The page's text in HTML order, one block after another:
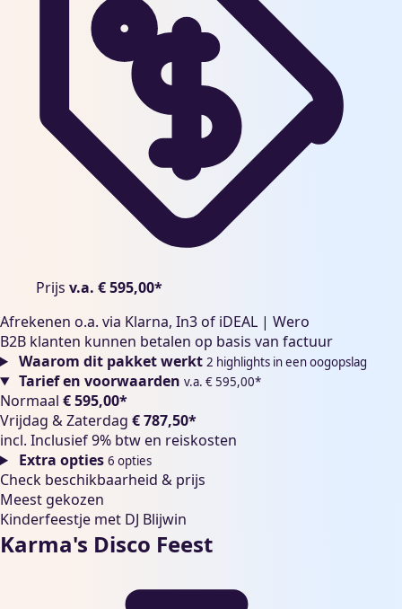
Prijs v.a. € 595,00*
Afrekenen o.a. via Klarna, In3 of iDEAL | Wero
B2B klanten kunnen betalen op basis van factuur
Waarom dit pakket werkt 2 highlights in een oogopslag
Tarief en voorwaarden v.a. € 595,00*
Normaal € 595,00*
Vrijdag & Zaterdag € 787,50*
incl. Inclusief 9% btw en reiskosten
Extra opties 6 opties
Check beschikbaarheid & prijs
Meest gekozen
Kinderfeestje met DJ Blijwin
Karma's Disco Feest